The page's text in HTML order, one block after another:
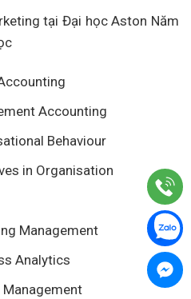
tại Đại học Aston Năm
Accounting
Behaviour
in Organisation
Management
Analytics